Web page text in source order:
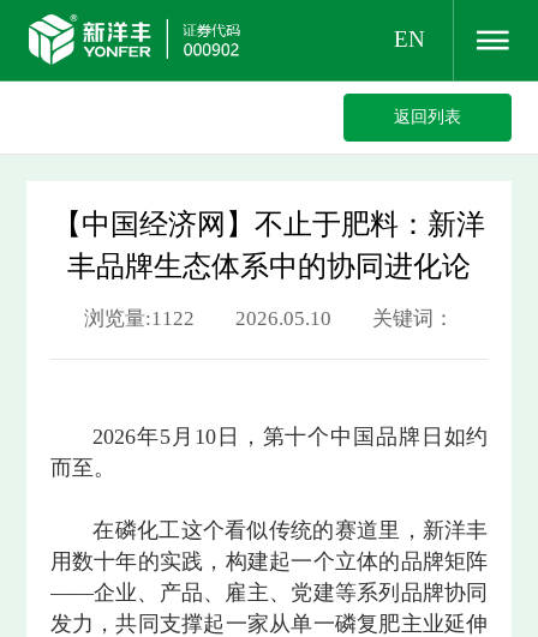
EN
返回列表
【中国经济网】不止于肥料：新洋
丰品牌生态体系中的协同进化论
浏览量:1122 2026.05.10 关键词：
2026年5月10日，第十个中国品牌日如约
而至。
在磷化工这个看似传统的赛道里，新洋丰
用数十年的实践，构建起一个立体的品牌矩阵
——企业、产品、雇主、党建等系列品牌协同
发力，共同支撑起一家从单一磷复肥主业延伸